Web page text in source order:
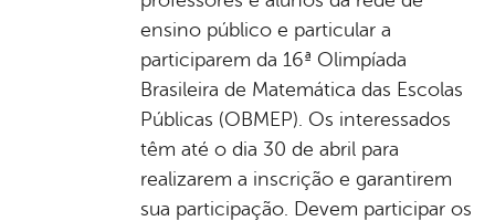
ensino público e particular a
participarem da 16ª Olimpíada
Brasileira de Matemática das Escolas
Públicas (OBMEP). Os interessados
têm até o dia 30 de abril para
realizarem a inscrição e garantirem
sua participação. Devem participar os